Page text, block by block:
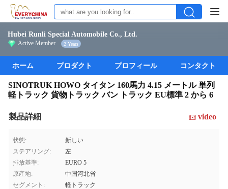
Hubei Runli Special Automobile Co., Ltd.
Active Member 2 Years
ホーム プロダクト プロフィール コンタクト
SINOTRUK HOWO タイタン 160馬力 4.15 メートル 単列
軽トラック 貨物トラック バン トラック EU標準 2 から 6
製品詳細 video
状態:
新しい
ステアリング:
左
排放基準:
EURO 5
原産地:
中国河北省
セグメント:
軽トラック